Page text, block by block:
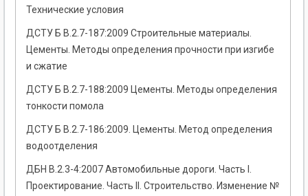
Технические условия
ДСТУ Б В.2.7-187:2009 Строительные материалы.
Цементы. Методы определения прочности при изгибе
и сжатие
ДСТУ Б В.2.7-188:2009 Цементы. Методы определения
тонкости помола
ДСТУ Б В.2.7-186:2009. Цементы. Метод определения
водоотделения
ДБН В.2.3-4:2007 Автомобильные дороги. Часть І.
Проектирование. Часть ІІ. Строительство. Изменение №